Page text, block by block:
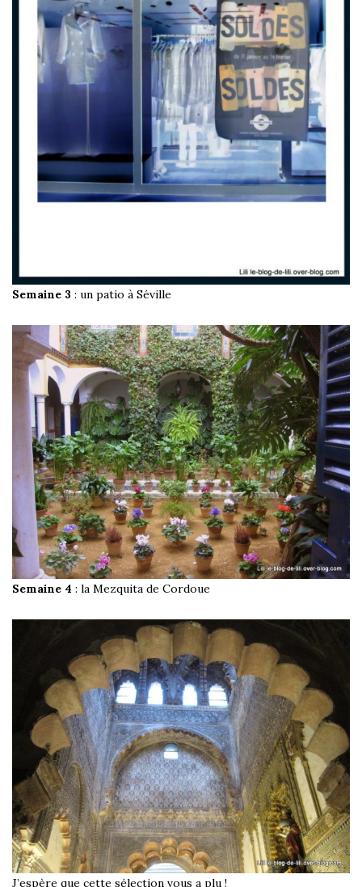
Semaine 3 : un patio à Séville
Semaine 4 : la Mezquita de Cordoue
J’espère que cette sélection vous a plu !